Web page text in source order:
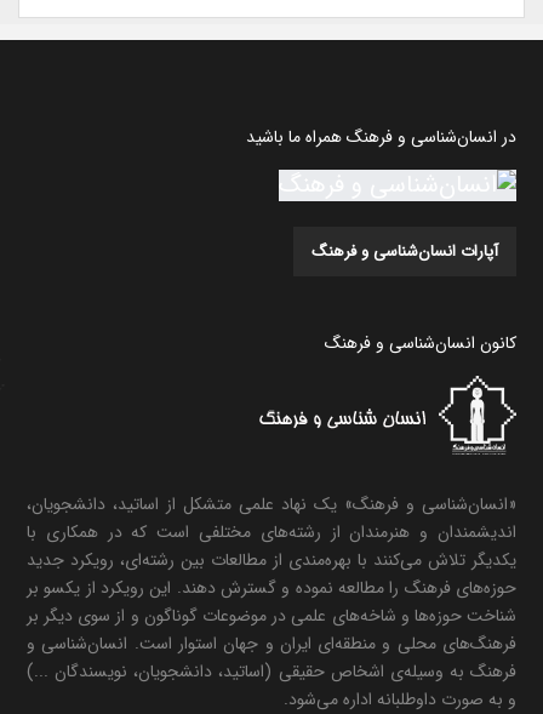
در انسان‌شناسی و فرهنگ همراه ما باشید
آپارات انسان‌شناسی و فرهنگ
کانون انسان‌شناسی و فرهنگ
«انسان‌شناسی و فرهنگ» یک نهاد علمی متشکل از اساتید، دانشجویان،
اندیشمندان و هنرمندان از رشته‌های مختلفی است که در همکاری با
یکدیگر تلاش می‌کنند با بهره‌مندی از مطالعات بین رشته‌ای، رویکرد جدید
حوزه‌های فرهنگ را مطالعه نموده و گسترش دهند. این رویکرد از یکسو بر
شناخت حوزه‌ها و شاخه‌های علمی در موضوعات گوناگون و از سوی دیگر بر
فرهنگ‌های محلی و منطقه‌ای ایران و جهان استوار است. انسان‌شناسی و
فرهنگ به وسیله‌ی اشخاص حقیقی (اساتید، دانشجویان، نویسندگان ...)
و به صورت داوطلبانه اداره می‌شود.